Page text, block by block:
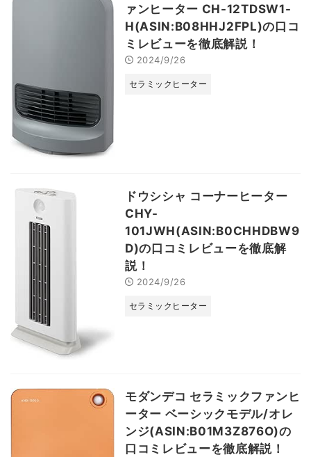
ァンヒーター CH-12TDSW1-
H(ASIN:B08HHJ2FPL)の口コ
ミレビューを徹底解説！
2024/9/26
セラミックヒーター
ドウシシャ コーナーヒーター
CHY-
101JWH(ASIN:B0CHHDBW9
D)の口コミレビューを徹底解
説！
2024/9/26
セラミックヒーター
モダンデコ セラミックファンヒ
ーター ベーシックモデル/オレ
ンジ(ASIN:B01M3Z876O)の
口コミレビューを徹底解説！